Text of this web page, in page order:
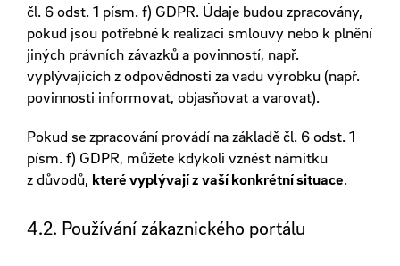
čl. 6 odst. 1 písm. f) GDPR. Údaje budou zpracovány,
pokud jsou potřebné k realizaci smlouvy nebo k plnění
jiných právních závazků a povinností, např.
vyplývajících z odpovědnosti za vadu výrobku (např.
povinnosti informovat, objasňovat a varovat).
Pokud se zpracování provádí na základě čl. 6 odst. 1
písm. f) GDPR, můžete kdykoli vznést námitku
z důvodů, které vyplývají z vaší konkrétní situace.
4.2. Používání zákaznického portálu